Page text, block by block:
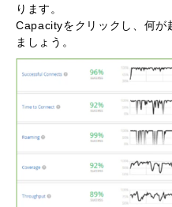
ります。
Capacityをクリックし、何が
ましょう。